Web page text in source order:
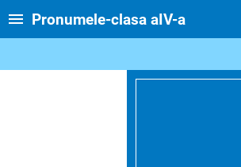
Pronumele-clasa aIV-a